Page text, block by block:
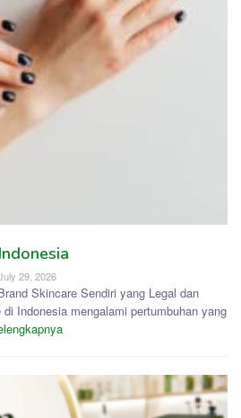
29, 2026
Skincare Sendiri yang Legal dan
Indonesia mengalami pertumbuhan yang